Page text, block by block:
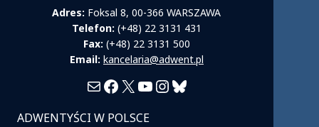
Adres: Foksal 8, 00-366 WARSZAWA
Telefon: (+48) 22 3131 431
Fax: (+48) 22 3131 500
Email: kancelaria@adwent.pl
MailFacebook
X YouTube
Instagram
Bluesky
ADWENTYŚCI W POLSCE